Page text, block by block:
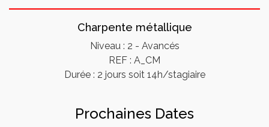
Charpente métallique
Niveau : 2 - Avancés
REF : A_CM
Durée : 2 jours soit 14h/stagiaire
Prochaines Dates